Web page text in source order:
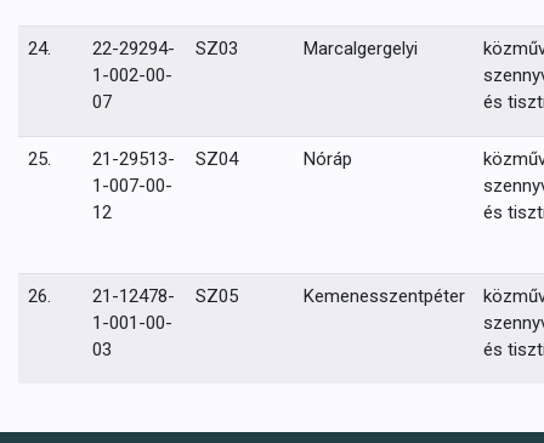
24.
22-29294-
1-002-00-
07
SZ03 Marcalgergelyi
és
25.
21-29513-
1-007-00-
12
SZ04 Nóráp
és
26.
21-12478-
1-001-00-
03
SZ05 Kemenesszentpéter
és